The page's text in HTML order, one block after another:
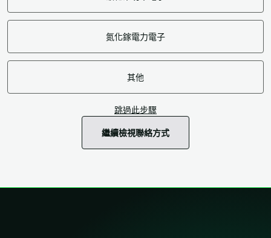
氮化鎵電力電子
其他
跳過此步驟
繼續檢視聯絡方式